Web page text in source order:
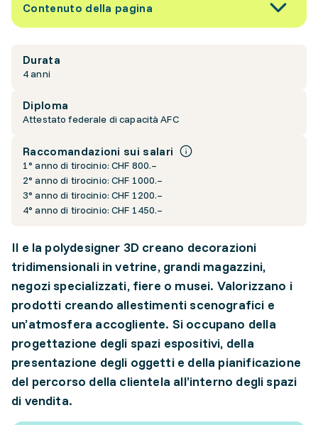
Contenuto della pagina
Durata
4 anni
Diploma
Attestato federale di capacità AFC
Raccomandazioni sui salari
1° anno di tirocinio: CHF 800.–
2° anno di tirocinio: CHF 1000.–
3° anno di tirocinio: CHF 1200.–
4° anno di tirocinio: CHF 1450.–
Il e la polydesigner 3D creano decorazioni
tridimensionali in vetrine, grandi magazzini,
negozi specializzati, fiere o musei. Valorizzano i
prodotti creando allestimenti scenografici e
un’atmosfera accogliente. Si occupano della
progettazione degli spazi espositivi, della
presentazione degli oggetti e della pianificazione
del percorso della clientela all’interno degli spazi
di vendita.